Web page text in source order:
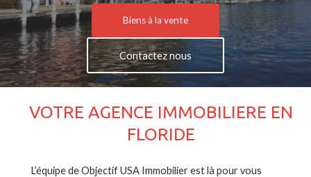
Biens à la vente
Contactez nous
VOTRE AGENCE IMMOBILIERE EN
FLORIDE
L’équipe de Objectif USA Immobilier est là pour vous